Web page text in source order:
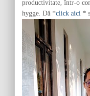
productivitate, într-o
hygge. Dă *click aici *